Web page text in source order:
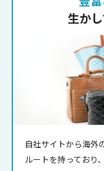
生か
自社サイトから海外
ルートを持っており